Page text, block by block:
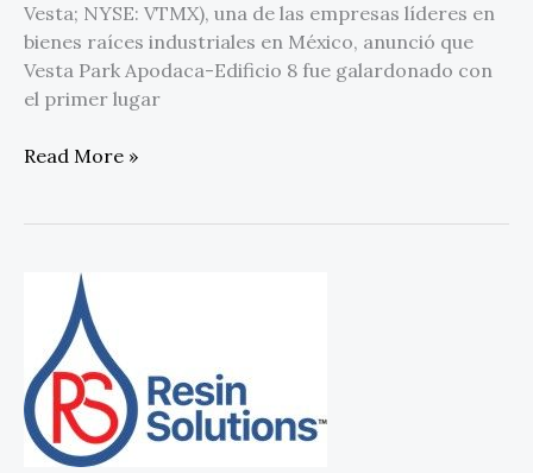
Vesta; NYSE: VTMX), una de las empresas líderes en
bienes raíces industriales en México, anunció que
Vesta Park Apodaca-Edificio 8 fue galardonado con
el primer lugar
Read More »
Solutions
inicia
un
plan
global
para